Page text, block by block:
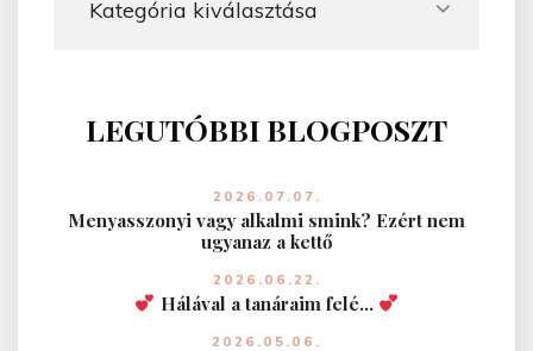
LEGUTÓBBI BLOGPOSZT
Menyasszonyi vagy alkalmi smink? Ezért nem
ugyanaz a kettő
2026.07.07.
Hálával a tanáraim felé…
2026.06.22.
2026.05.06.